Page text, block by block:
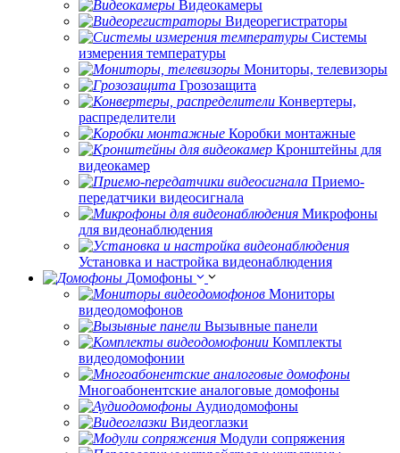
Видеокамеры
Видеорегистраторы
Системы
измерения температуры
Мониторы, телевизоры
Грозозащита
Конвертеры,
распределители
Коробки монтажные
Кронштейны для
видеокамер
Приемо-
передатчики видеосигнала
Микрофоны
для видеонаблюдения
Установка и настройка видеонаблюдения
Домофоны
Мониторы
видеодомофонов
Вызывные панели
Комплекты
видеодомофонии
Многоабонентские аналоговые домофоны
Аудиодомофоны
Видеоглазки
Модули сопряжения